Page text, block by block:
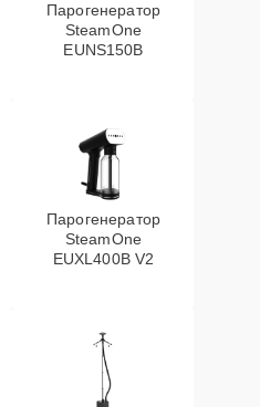
Парогенератор
SteamOne
EUNS150B
Парогенератор
SteamOne
EUXL400B V2